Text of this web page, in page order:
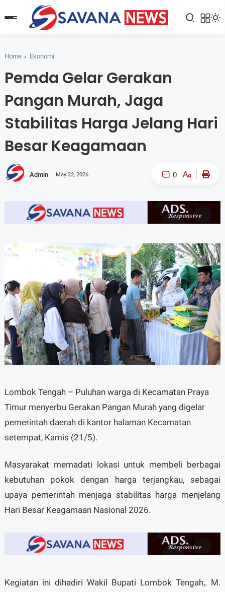
Home Ekonomi
Pemda Gelar Gerakan
Pangan Murah, Jaga
Stabilitas Harga Jelang Hari
Besar Keagamaan
Admin May 22, 2026 0
A- A+
Lombok Tengah – Puluhan warga di Kecamatan Praya
Timur menyerbu Gerakan Pangan Murah yang digelar
pemerintah daerah di kantor halaman Kecamatan
setempat, Kamis (21/5).
Masyarakat memadati lokasi untuk membeli berbagai
kebutuhan pokok dengan harga terjangkau, sebagai
upaya pemerintah menjaga stabilitas harga menjelang
Hari Besar Keagamaan Nasional 2026.
Kegiatan ini dihadiri Wakil Bupati Lombok Tengah,. M.